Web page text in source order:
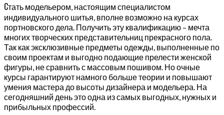
Стать модельером, настоящим специалистом
индивидуального шитья, вполне возможно на курсах
портновского дела. Получить эту квалификацию – мечта
многих творческих представительниц прекрасного пола.
Так как эксклюзивные предметы одежды, выполненные по
своим проектам и выгодно подающие прелести женской
фигуры, не сравнить с массовым пошивом. Но очные
курсы гарантируют намного больше теории и повышают
умения мастера до высоты дизайнера и модельера. На
сегодняшний день это одна из самых выгодных, нужных и
прибыльных профессий.